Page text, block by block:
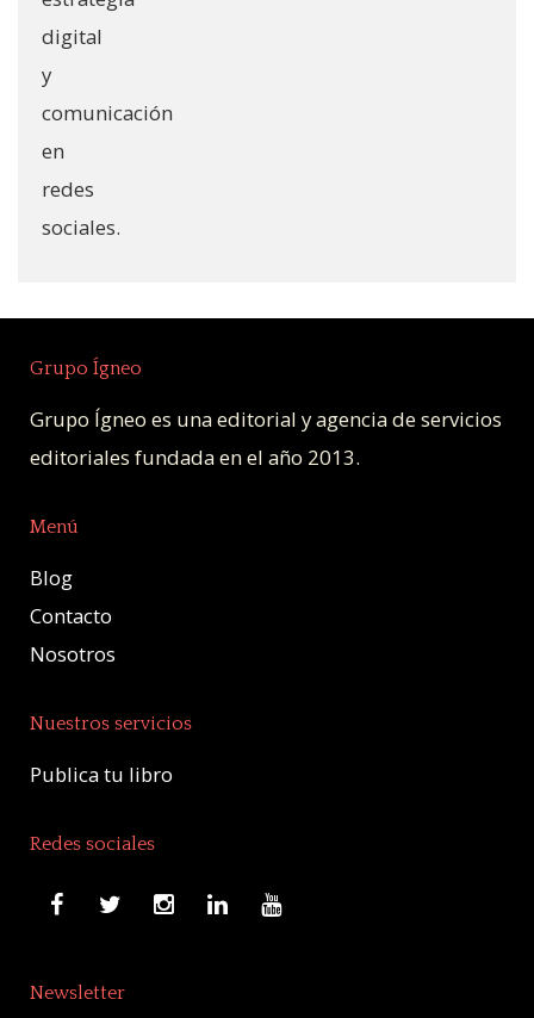
Grupo Ígneo
Grupo Ígneo es una editorial y agencia de servicios
editoriales fundada en el año 2013.
Menú
Blog
Contacto
Nosotros
Nuestros servicios
Publica tu libro
Redes sociales
Newsletter